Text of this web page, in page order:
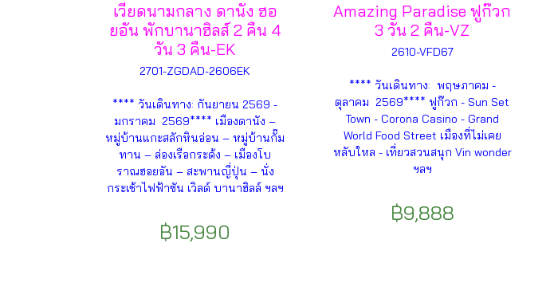
เวียดนามกลาง ดานัง ฮอ
ยอัน พักบานาฮิลส์ 2 คืน 4
วัน 3 คืน-EK
2701-ZGDAD-2606EK
**** วันเดินทาง: กันยายน 2569 -
มกราคม 2569**** เมืองดานัง –
หมู่บ้านแกะสลักหินอ่อน – หมู่บ้านกั๊ม
ทาน – ล่องเรือกระด้ง – เมืองโบ
ราณฮอยอัน – สะพานญี่ปุ่น – นั่ง
กระเช้าไฟฟ้าซัน เวิลด์ บานาฮิลล์ ฯลฯ
฿15,990
Amazing Paradise ฟูก๊วก
3 วัน 2 คืน-VZ
2610-VFD67
**** วันเดินทาง: พฤษภาคม -
ตุลาคม 2569**** ฟูก๊วก - Sun Set
Town - Corona Casino - Grand
World Food Street เมืองที่ไม่เคย
หลับใหล - เที่ยวสวนสนุก Vin wonder
ฯลฯ
฿9,888